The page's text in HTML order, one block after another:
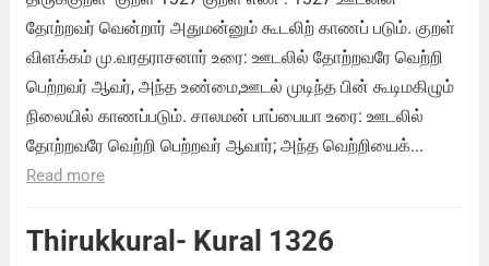
தோற்றவர் வென்றார் அதுமன்னும் கூடலிற் காணப் படும். குறள்
விளக்கம் மு.வரதராசனார் உரை: ஊடலில் தோற்றவரே வெற்றி
பெற்றவர் ஆவர், அந்த உண்மை,ஊடல் முடிந்த பின் கூடிமகிழும்
நிலையில் காணப்படும். சாலமன் பாப்பையா உரை: ஊடலில்
தோற்றவரே வெற்றி பெற்றவர் ஆவார்; அந்த வெற்றியைக்...
Read more
Thirukkural- Kural 1326